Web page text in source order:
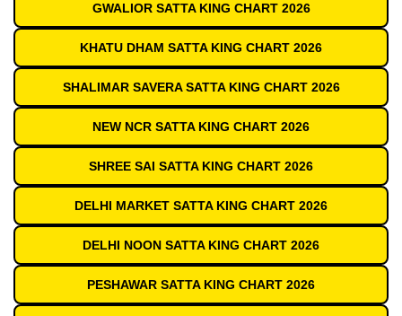
GWALIOR SATTA KING CHART 2026
KHATU DHAM SATTA KING CHART 2026
SHALIMAR SAVERA SATTA KING CHART 2026
NEW NCR SATTA KING CHART 2026
SHREE SAI SATTA KING CHART 2026
DELHI MARKET SATTA KING CHART 2026
DELHI NOON SATTA KING CHART 2026
PESHAWAR SATTA KING CHART 2026